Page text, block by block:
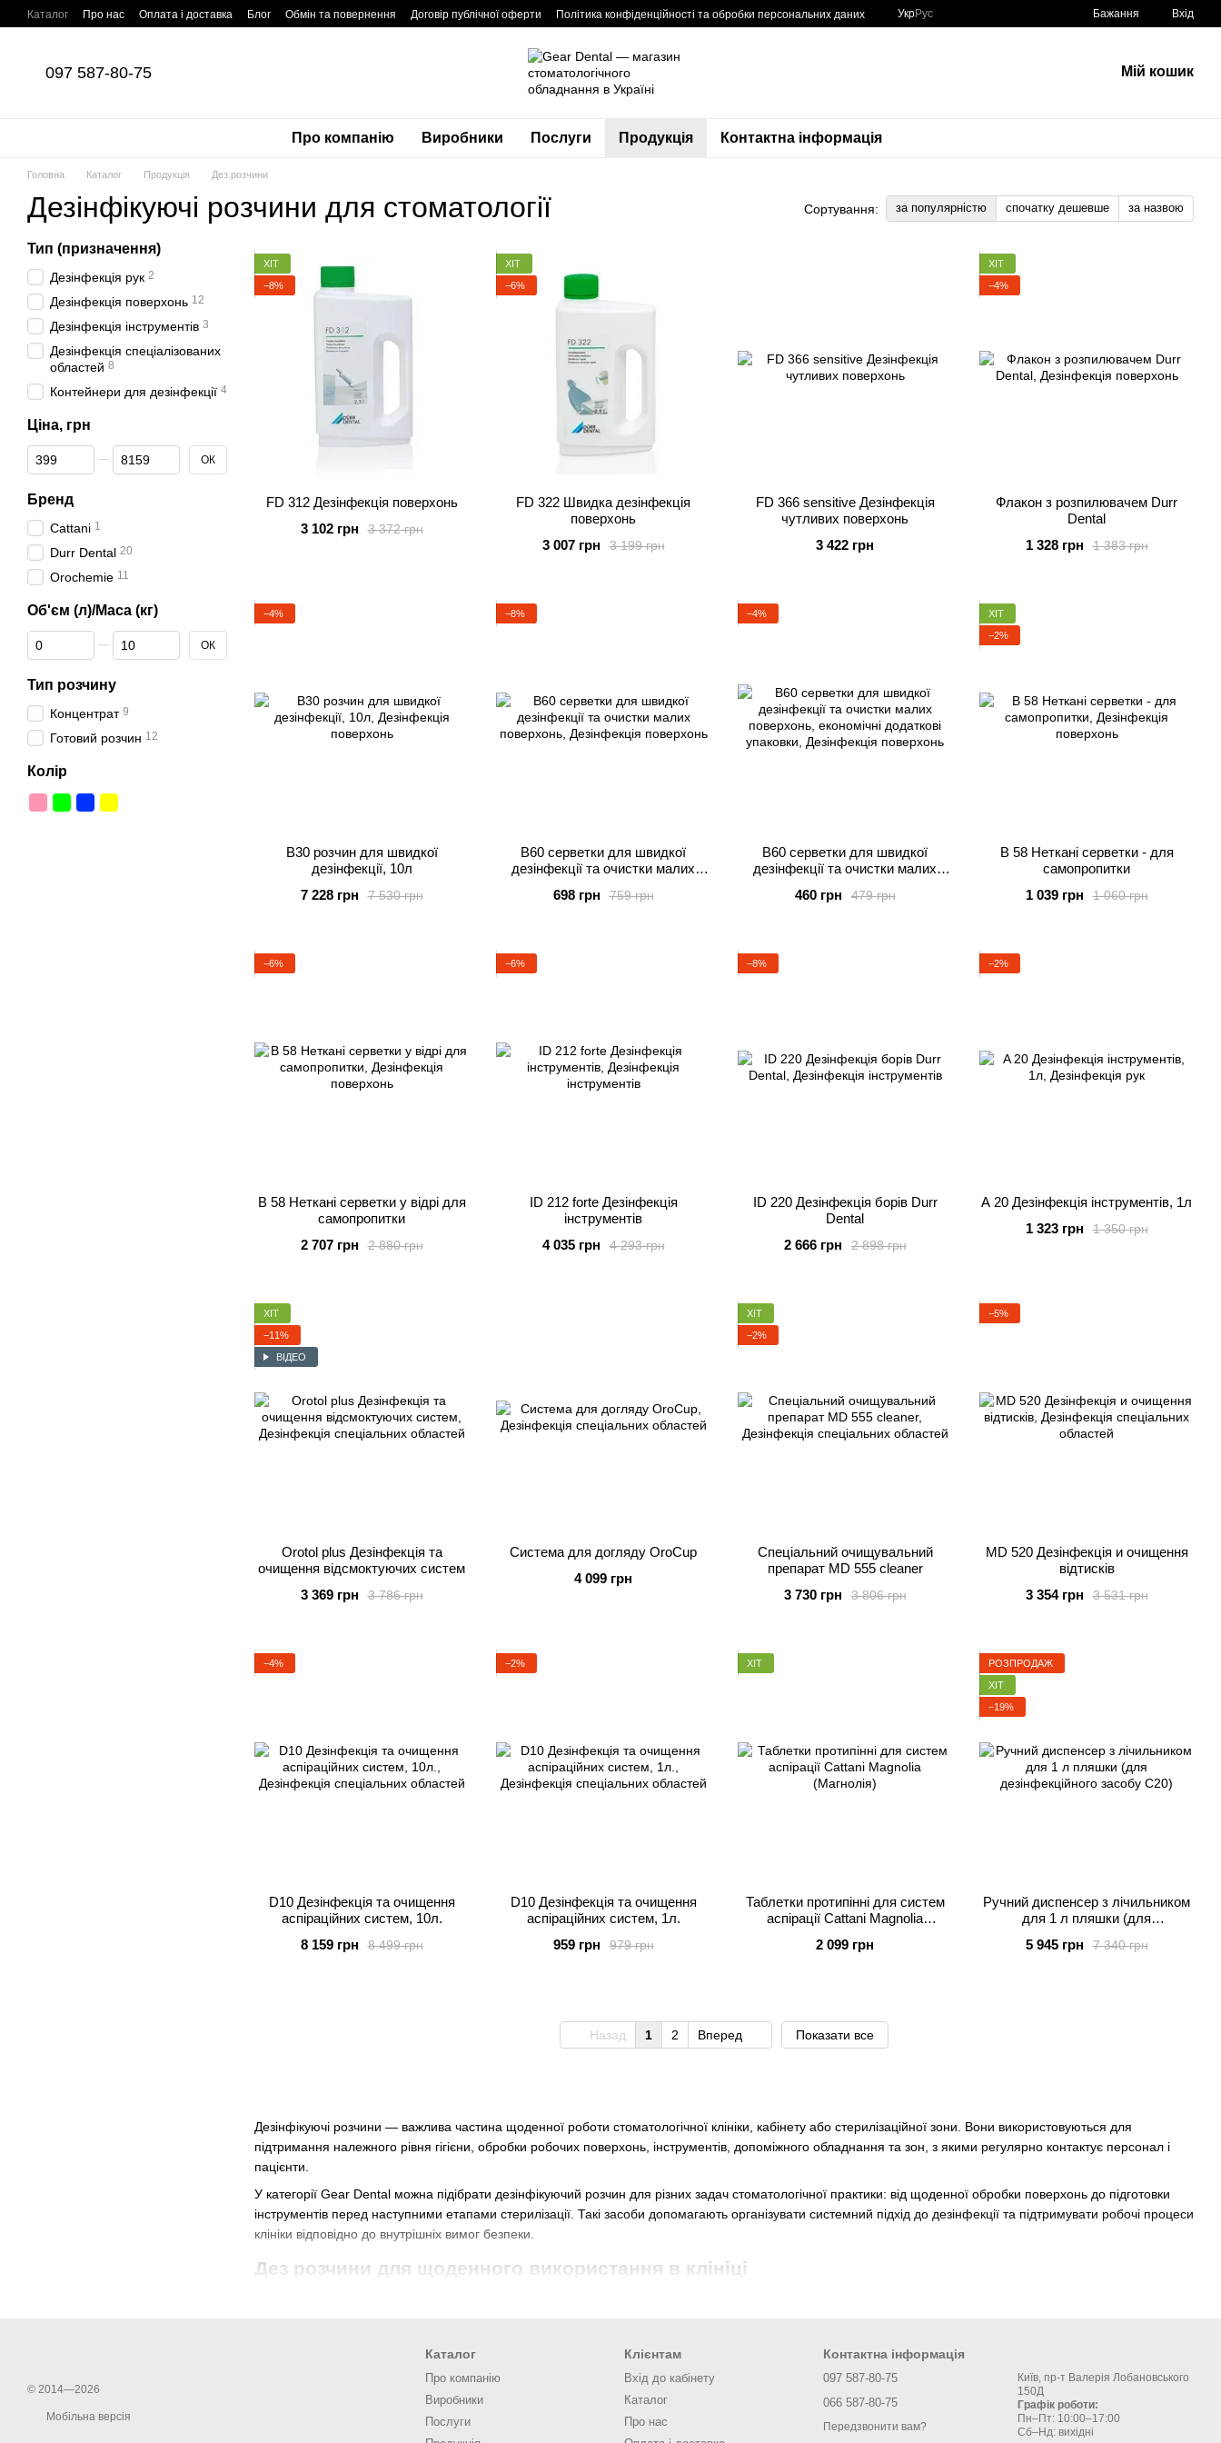
Перейти до основного контенту
Каталог Про нас Оплата і доставка Блог Обмін та повернення Договір публічної оферти Політика конфіденційності та обробки персональних даних УкрРус Бажання Вхід
097 587-80-75 Мій кошик
Про компанію Виробники Послуги Продукція Контактна інформація
Головна Каталог Продукція Дез.розчини
Дезінфікуючі розчини для стоматології Сортування: за популярністю спочатку дешевше за назвою
Дезінфікуючі розчини — важлива частина щоденної роботи стоматологічної клініки, кабінету або стерилізаційної зони. Вони використовуються для
підтримання належного рівня гігієни, обробки робочих поверхонь, інструментів, допоміжного обладнання та зон, з якими регулярно контактує персонал і
пацієнти.
У категорії Gear Dental можна підібрати дезінфікуючий розчин для різних задач стоматологічної практики: від щоденної обробки поверхонь до підготовки
інструментів перед наступними етапами стерилізації. Такі засоби допомагають організувати системний підхід до дезінфекції та підтримувати робочі процеси
клініки відповідно до внутрішніх вимог безпеки.
Дез розчини для щоденного використання в клініці
У стоматологічній практиці дезінфекційні розчини можуть застосовуватися для обробки різних зон і предметів:
робочих поверхонь у стоматологічному кабінеті;
стоматологічних інструментів перед подальшою стерилізацією;
ХІТ
−8%
FD 312 Дезінфекція поверхонь
3 372 грн
3 102 грн
ХІТ
−6%
FD 322 Швидка дезінфекція
поверхонь
3 199 грн
3 007 грн
FD 366 sensitive Дезінфекція
чутливих поверхонь
3 422 грн
ХІТ
−4%
Флакон з розпилювачем Durr
Dental
1 383 грн
1 328 грн
−4%
В30 розчин для швидкої
дезінфекції, 10л
7 530 грн
7 228 грн
−8%
В60 серветки для швидкої
дезінфекції та очистки малих
759 грн
698 грн
−4%
В60 серветки для швидкої
дезінфекції та очистки малих
упаковки479 грн
460 грн
ХІТ
−2%
B 58 Неткані серветки - для
самопропитки
1 060 грн
1 039 грн
−6%
В 58 Неткані серветки у відрі для
самопропитки
2 880 грн
2 707 грн
−6%
ID 212 forte Дезінфекція
інструментів
4 293 грн
4 035 грн
−8%
ID 220 Дезінфекція борів Durr
Dental
2 898 грн
2 666 грн
−2%
A 20 Дезінфекція інструментів, 1л
1 350 грн
1 323 грн
ХІТ
−11%
ВІДЕО
Orotol plus Дезінфекція та
очищення відсмоктуючих систем
3 786 грн
3 369 грн
Система для догляду OroCup
4 099 грн
ХІТ
−2%
Спеціальний очищувальний
препарат MD 555 cleaner
3 806 грн
3 730 грн
−5%
MD 520 Дезінфекція и очищення
відтисків
3 531 грн
3 354 грн
−4%
D10 Дезінфекція та очищення
аспіраційних систем, 10л.
8 499 грн
8 159 грн
−2%
D10 Дезінфекція та очищення
аспіраційних систем, 1л.
979 грн
959 грн
ХІТ
Таблетки протипінні для систем
аспірації Cattani Magnolia
2 099 грн
РОЗПРОДАЖ
ХІТ
−19%
Ручний диспенсер з лічильником
для 1 л пляшки (для
7 340 грн
5 945 грн
Назад 1 2 Вперед Показати все
Тип (призначення)
Дезінфекція рук 2
Дезінфекція поверхонь 12
Дезінфекція інструментів 3
Дезінфекція спеціалізованих
областей 8
Контейнери для дезінфекції 4
Ціна, грн
Від Ціна, грн
До Ціна, грн ОК
Бренд
Cattani 1
Durr Dental 20
Orochemie 11
Об'єм (л)/Маса (кг)
Від Об'єм (л)/Маса (кг)
До Об'єм (л)/Маса (кг) ОК
Тип розчину
Концентрат 9
Готовий розчин 12
Колір
© 2014—2026
Мобільна версія
Каталог
Про компанію
Виробники
Послуги
Клієнтам
Вхід до кабінету
Каталог
Про нас
Контактна інформація
097 587-80-75
066 587-80-75
Передзвонити вам?
Київ, пр-т Валерія Лобановського
150Д
Графік роботи:
Пн–Пт: 10:00–17:00
Сб–Нд: вихідні